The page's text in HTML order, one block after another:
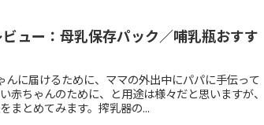
ュー：母乳保存パック／哺乳瓶おすす
に届けるために、ママの外出中にパパに手伝って
ちゃんのために、と用途は様々だと思いますが、
まとめてみます。搾乳器の...